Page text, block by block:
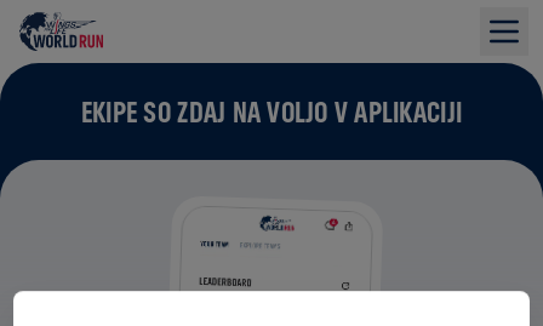
EKIPE SO ZDAJ NA VOLJO V APLIKACIJI